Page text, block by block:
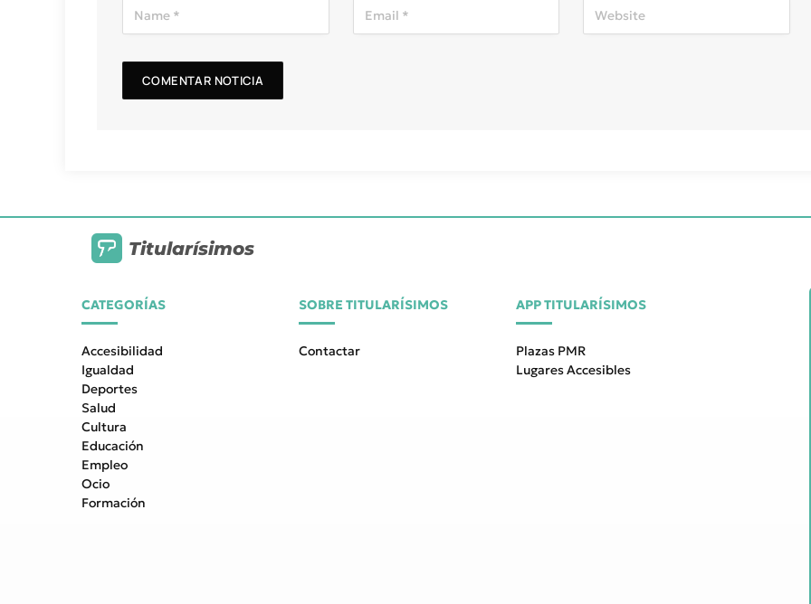
Titularísimos
CATEGORÍAS
Accesibilidad
Igualdad
Deportes
Salud
Cultura
Educación
Empleo
Ocio
Formación
SOBRE TITULARÍSIMOS
Contactar
APP TITULARÍSIMOS
Plazas PMR
Lugares Accesibles